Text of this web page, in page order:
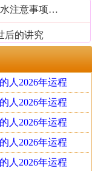
事项有哪些
后的讲究
人2026年运程
人2026年运程
人2026年运程
人2026年运程
人2026年运程